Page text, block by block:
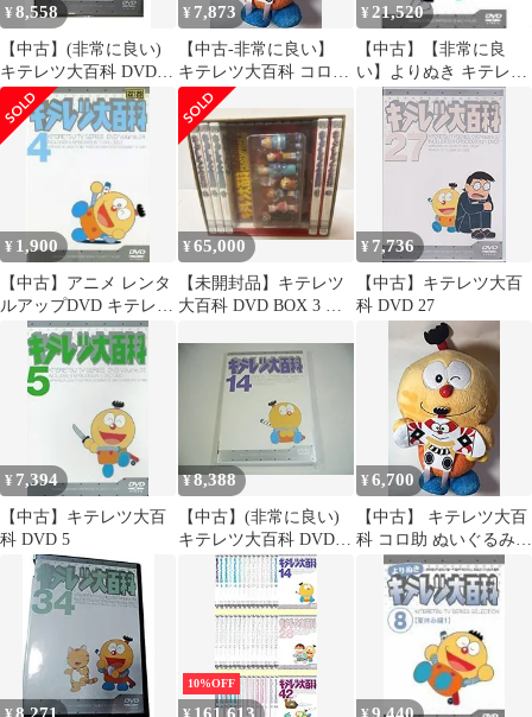
¥8,558
【中古】(非常に良い)
キテレツ大百科 DVD
21
¥ 7,873
【中古-非常に良い】
キテレツ大百科 コロ助
ぬいぐるみ 凧 TAITO
40cmサイズ
¥ 21,520
【中古】【非常に良
い】よりぬき キテレツ
大百科 Vol.14 「勉三さ
ん編2(恋物語編)」
[DVD]
¥ 1,900
【中古】アニメ レンタ
ルアップDVD キテレツ
大百科 4
¥65,000
【未開封品】キテレツ
大百科 DVD BOX 3 特
¥ 7,736
【中古】キテレツ大百
科 DVD 27
¥ 7,394
【中古】キテレツ大百
科 DVD 5
¥8,388
【中古】(非常に良い)
キテレツ大百科 DVD
¥6,700
【中古】 キテレツ大百
科 コロ助 ぬいぐるみ
凧 TAITO 40cmサイズ
10%OFF